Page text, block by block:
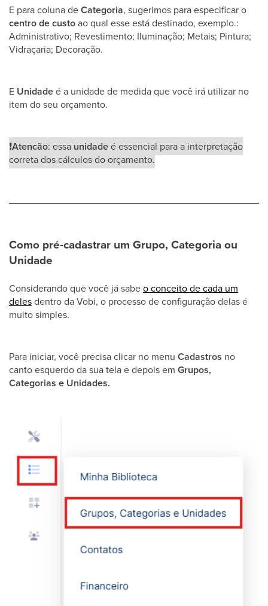
E para coluna deCategoria, sugerimos para especificar o
centro de custoao qual esse está destinado, exemplo.:
Administrativo; Revestimento; Iluminação; Metais; Pintura;
Vidraçaria; Decoração.
E Unidadeé a unidade de medida que você irá utilizar no
item do seu orçamento.
❗Atenção: essa unidadeé essencial para a interpretação
correta dos cálculos do orçamento.
Como pré-cadastrar um Grupo, Categoria ou
Unidade
Considerando que você já sabeo conceito de cada um
delesdentro da Vobi, o processo de configuração delas é
muito simples.
Para iniciar, você precisa clicar no menu Cadastros no
canto esquerdo da sua tela e depois em Grupos,
Categorias e Unidades.